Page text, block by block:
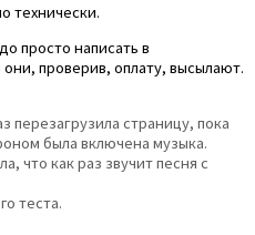
технически.
просто написать в
проверив, оплату, высылают.
перезагрузила страницу, пока
была включена музыка.
что как раз звучит песня с
теста.